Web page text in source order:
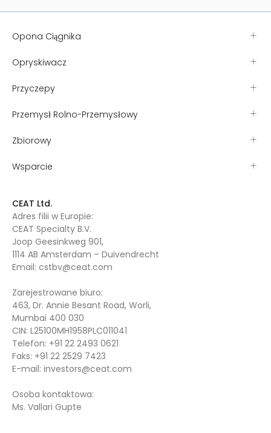
Opona Ciągnika
Opryskiwacz
Przyczepy
Przemysł Rolno-Przemysłowy
Zbiorowy
Wsparcie
CEAT Ltd.
Adres filii w Europie:
CEAT Specialty B.V.
Joop Geesinkweg 901,
1114 AB Amsterdam – Duivendrecht
Email: cstbv@ceat.com
Zarejestrowane biuro:
463, Dr. Annie Besant Road, Worli,
Mumbai 400 030
CIN: L25100MH1958PLC011041
Telefon: +91 22 2493 0621
Faks: +91 22 2529 7423
E-mail: investors@ceat.com
Osoba kontaktowa:
Ms. Vallari Gupte